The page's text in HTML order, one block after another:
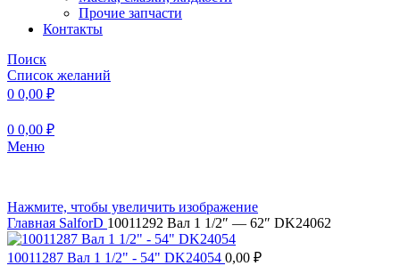
Прочие запчасти
Контакты
Поиск
Список желаний
0 0,00 ₽
0 0,00 ₽
Меню
Нажмите, чтобы увеличить изображение
Главная SalforD 10011292 Вал 1 1/2″ — 62″ DK24062
10011287 Вал 1 1/2" - 54" DK24054 0,00 ₽